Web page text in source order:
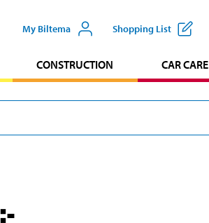
My Biltema Shopping List
CONSTRUCTION CAR CARE
:-